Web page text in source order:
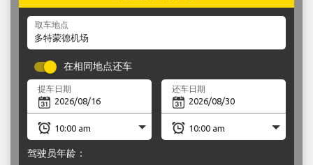
取车地点
在相同地点还车
提车日期 还车日期
驾驶员年龄：